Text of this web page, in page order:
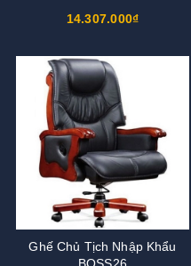
14.307.000₫
Ghế Chủ Tịch Nhập Khẩu
BOSS26